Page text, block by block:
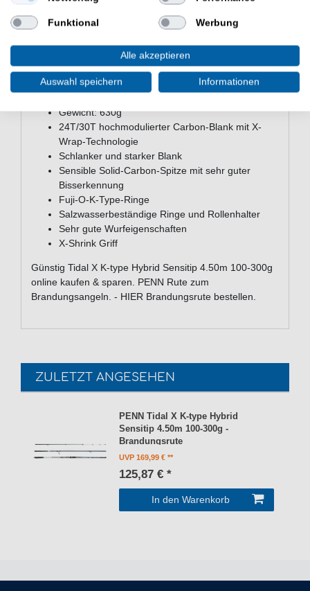
Eigenschaften der PENN Tidal X K-
type Hybrid Sensitip 4.50m 100-300g
Länge: 450cm
Wurfgewicht: 100-300g
Teile: 3
Gewicht: 630g
24T/30T hochmodulierter Carbon-Blank mit X-
Wrap-Technologie
Schlanker und starker Blank
Sensible Solid-Carbon-Spitze mit sehr guter
Bisserkennung
Fuji-O-K-Type-Ringe
Salzwasserbeständige Ringe und Rollenhalter
Sehr gute Wurfeigenschaften
X-Shrink Griff
Günstig Tidal X K-type Hybrid Sensitip 4.50m 100-300g
online kaufen & sparen. PENN Rute zum
Brandungsangeln. - HIER Brandungsrute bestellen.
ZULETZT ANGESEHEN
PENN Tidal X K-type Hybrid
Sensitip 4.50m 100-300g -
Brandungsrute
UVP 169,99 €
125,87 € *
In den Warenkorb
Funktional Werbung
Alle akzeptieren
Auswahl speichern Informationen